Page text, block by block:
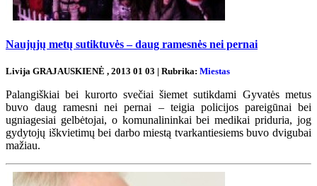
Naujųjų metų sutiktuvės – daug ramesnės nei pernai
Livija GRAJAUSKIENĖ , 2013 01 03 | Rubrika: Miestas
Palangiškiai bei kurorto svečiai šiemet sutikdami Gyvatės metus
buvo daug ramesni nei pernai – teigia policijos pareigūnai bei
ugniagesiai gelbėtojai, o komunalininkai bei medikai priduria, jog
gydytojų iškvietimų bei darbo miestą tvarkantiesiems buvo dvigubai
mažiau.